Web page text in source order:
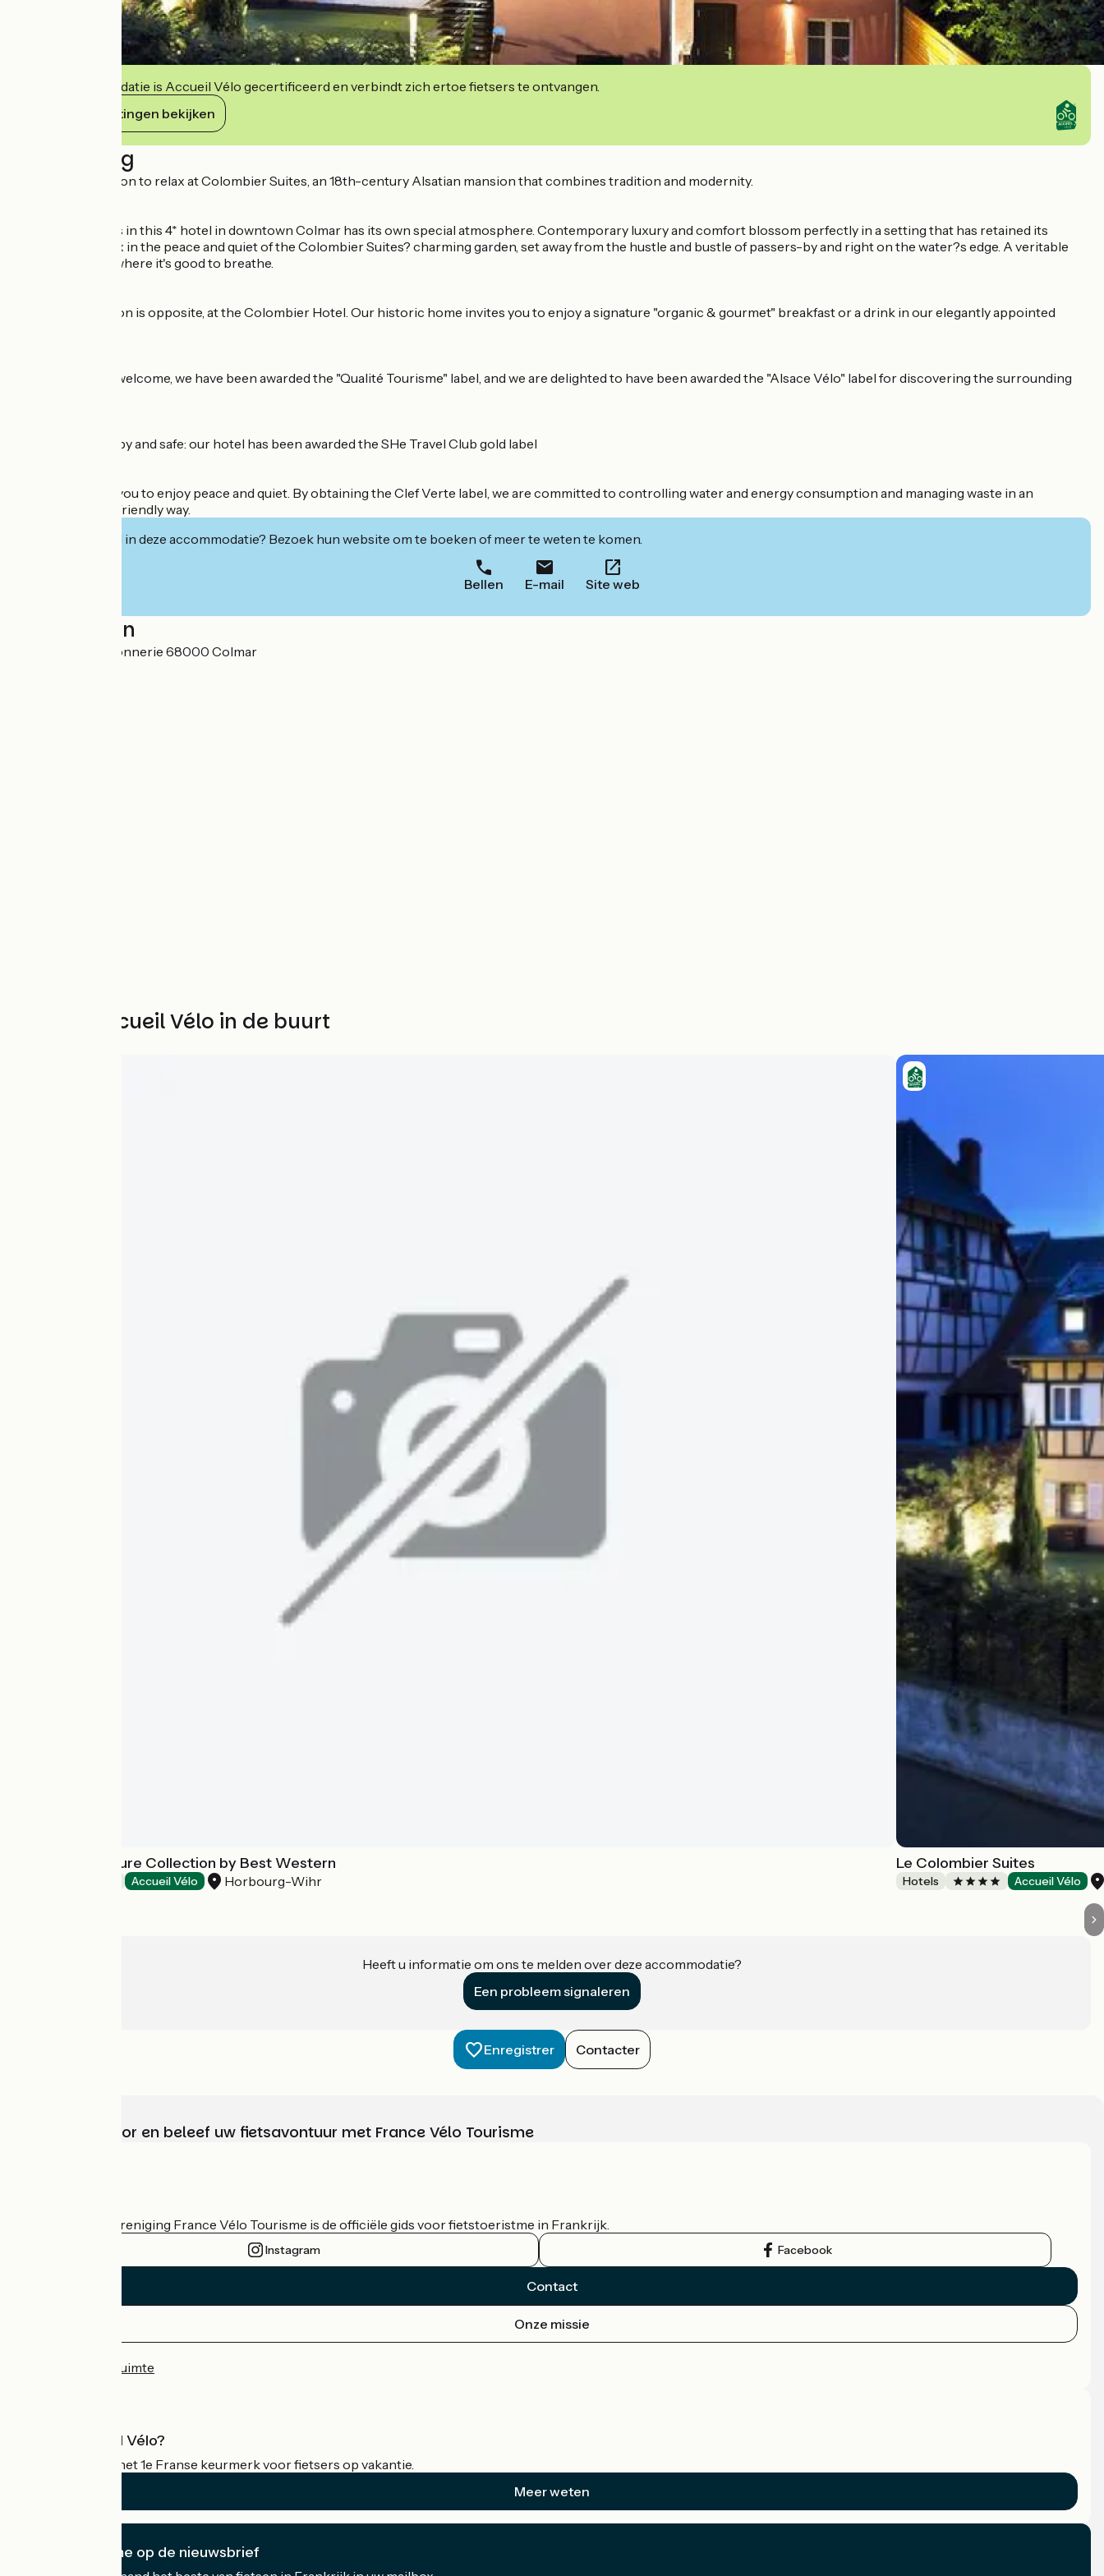
Deze accommodatie is Accueil Vélo gecertificeerd en verbindt zich ertoe fietsers te ontvangen.
Haar verplichtingen bekijken
Beschrijving
Follow the invitation to relax at Colombier Suites, an 18th-century Alsatian mansion that combines tradition and modernity.
Each of the rooms in this 4* hotel in downtown Colmar has its own special atmosphere. Contemporary luxury and comfort blossom perfectly in a setting that has retained its
authenticity. Relax in the peace and quiet of the Colombier Suites? charming garden, set away from the hustle and bustle of passers-by and right on the water?s edge. A veritable
oasis of serenity where it's good to breathe.
The main reception is opposite, at the Colombier Hotel. Our historic home invites you to enjoy a signature "organic & gourmet" breakfast or a drink in our elegantly appointed
To make you feel welcome, we have been awarded the "Qualité Tourisme" label, and we are delighted to have been awarded the "Alsace Vélo" label for discovering the surrounding
Ladies, travel happy and safe: our hotel has been awarded the SHe Travel Club gold label
Our hotel invites you to enjoy peace and quiet. By obtaining the Clef Verte label, we are committed to controlling water and energy consumption and managing waste in an
environmentally-friendly way.
Geïnteresseerd in deze accommodatie? Bezoek hun website om te boeken of meer te weten te komen.
Bellen E-mail Site web
Localisation
11 Rue de la Poissonnerie 68000 Colmar
Andere Accueil Vélo in de buurt
L'Europe Signature Collection by Best Western
Accueil Vélo Horbourg-Wihr
Le Colombier Suites
Hotels Accueil Vélo
Heeft u informatie om ons te melden over deze accommodatie?
Een probleem signaleren
Enregistrer Contacter
Kies, bereid voor en beleef uw fietsavontuur met France Vélo Tourisme
De nationale vereniging France Vélo Tourisme is de officiële gids voor fietstoeristme in Frankrijk.
Instagram Facebook
Contact
Onze missie
Professionele ruimte
Wat is Accueil Vélo?
Accueil Vélo is het 1e Franse keurmerk voor fietsers op vakantie.
Meer weten
Ik abonneer me op de nieuwsbrief